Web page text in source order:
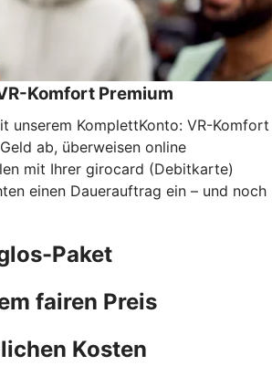
Komfort Premium
unserem KomplettKonto: VR-Komfort
ab, überweisen online
mit Ihrer girocard (Debitkarte)
einen Dauerauftrag ein – und noch
Paket
fairen Preis
Kosten